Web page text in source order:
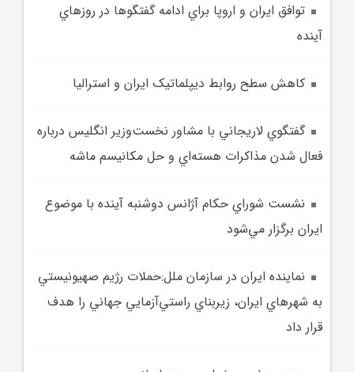
توافق ايران و اروپا براي ادامه گفتگو‌ها در روز‌هاي
آينده
کاهش سطح روابط ديپلماتيک ايران و استراليا
گفتگوي لاريجاني با مشاور نخست‌وزير انگليس درباره
فعال شدن مذاکرات هسته‌اي و حل مکانيسم ماشه
نشست شوراي حکام آژانس دوشنبه آينده با موضوع
ايران برگزار مي‌شود
نماينده ايران در سازمان ملل:حملات رژيم صهيونيستي
به شهر‌هاي ايران، زيربناي راستي‌آزمايي جهاني را هدف
قرار داد